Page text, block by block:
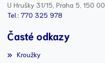
U Hrušky 31/15, Praha 5, 150 00
Tel.: 770 325 978
Časté odkazy
Kroužky